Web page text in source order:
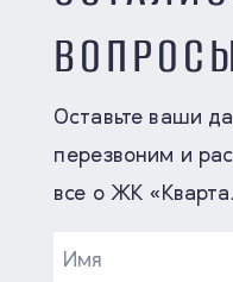
Оставьте ваши
перезвоним и
все о ЖК